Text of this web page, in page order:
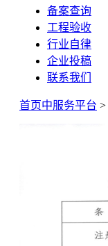
备案查询
工程验收
行业自律
企业投稿
联系我们
首页中服务平台 >